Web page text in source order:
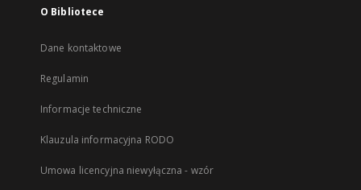
O Bibliotece
Dane kontaktowe
Regulamin
Informacje techniczne
Klauzula informacyjna RODO
Umowa licencyjna niewyłączna - wzór